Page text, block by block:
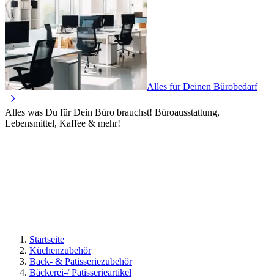
Alles für Deinen Bürobedarf
Alles was Du für Dein Büro brauchst! Büroausstattung,
Lebensmittel, Kaffee & mehr!
Startseite
Küchenzubehör
Back- & Patisseriezubehör
Bäckerei-/ Patisserieartikel